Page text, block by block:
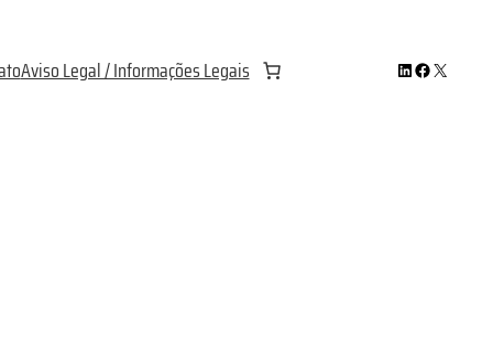
Aviso Legal / Informações Legais LinkedIn
Facebook
X